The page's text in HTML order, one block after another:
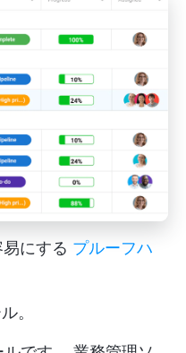
易にする プルーフハ
。